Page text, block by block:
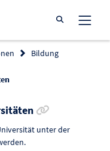
Suche öffnen
Bildung
unter der